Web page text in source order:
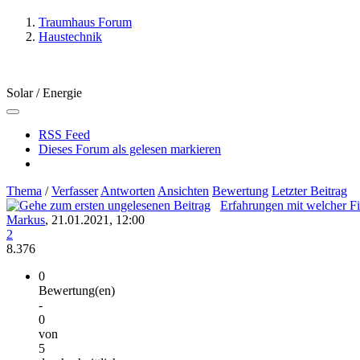
Traumhaus Forum
Haustechnik
Solar / Energie
RSS Feed
Dieses Forum als gelesen markieren
Thema /Verfasser Antworten Ansichten Bewertung Letzter Beitrag
Erfahrungen mit welcher
Markus, 21.01.2021, 12:00
2
8.376
0
Bewertung(en)
-
0
von
5